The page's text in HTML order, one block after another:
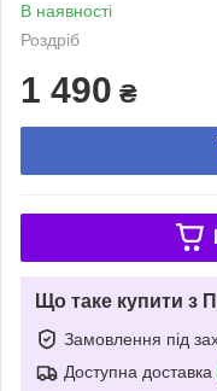
В наявності
Роздріб
1 490 ₴
Що таке купити з
Замовлення під
Доступна доставка